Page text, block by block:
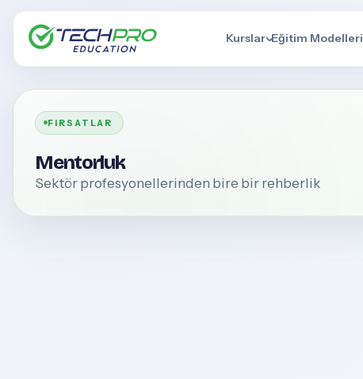
Kurslar Eğitim Modelleri
FIRSATLAR
Mentorluk
Sektör profesyonellerinden bire bir rehberlik